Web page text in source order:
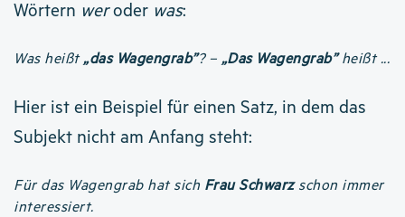
Wörtern weroder was:
Was heißt„das Wagengrab”? – „Das Wagengrab”heißt ...
Hier ist ein Beispiel für einen Satz, in dem das
Subjekt nicht am Anfang steht:
Für das Wagengrab hat sich Frau Schwarzschon immer
interessiert.